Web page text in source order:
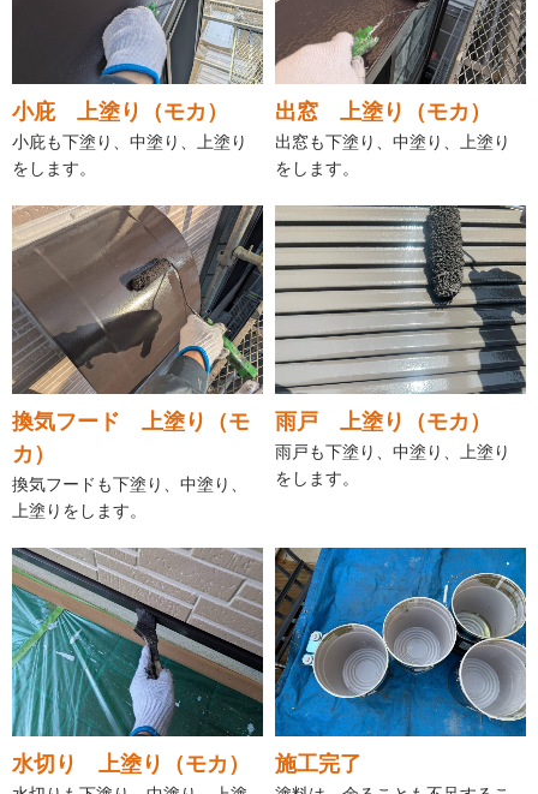
小庇 上塗り（モカ）
小庇も下塗り、中塗り、上塗り
をします。
出窓 上塗り（モカ）
出窓も下塗り、中塗り、上塗り
をします。
換気フード 上塗り（モ
カ）
換気フードも下塗り、中塗り、
上塗りをします。
雨戸 上塗り（モカ）
雨戸も下塗り、中塗り、上塗り
をします。
水切り 上塗り（モカ） 施工完了